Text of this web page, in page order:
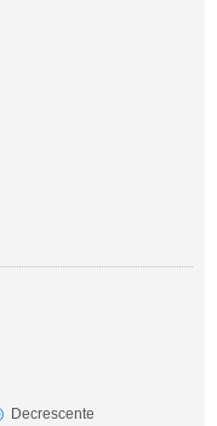
Decrescente